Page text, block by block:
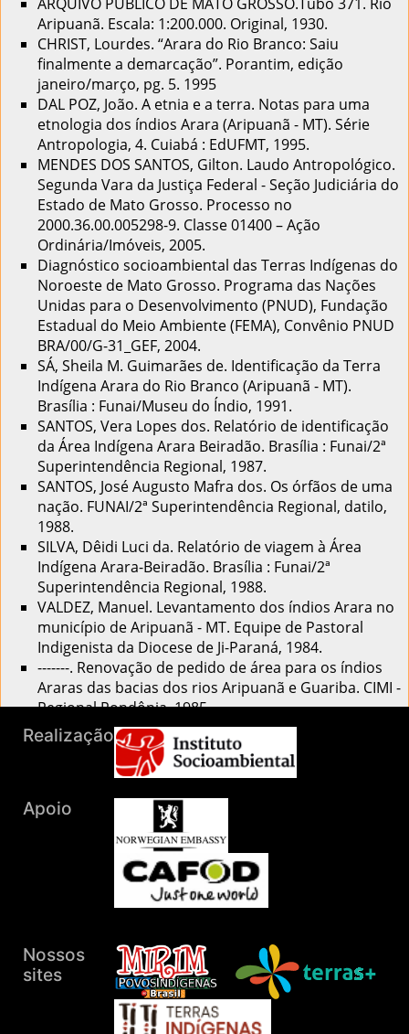
Aripuanã. Escala: 1:200.000. Original, 1930.
CHRIST, Lourdes. “Arara do Rio Branco: Saiu
finalmente a demarcação”. Porantim, edição
janeiro/março, pg. 5. 1995
DAL POZ, João. A etnia e a terra. Notas para uma
etnologia dos índios Arara (Aripuanã - MT). Série
Antropologia, 4. Cuiabá : EdUFMT, 1995.
MENDES DOS SANTOS, Gilton. Laudo Antropológico.
Segunda Vara da Justiça Federal - Seção Judiciária do
Estado de Mato Grosso. Processo no
2000.36.00.005298-9. Classe 01400 – Ação
Ordinária/Imóveis, 2005.
Diagnóstico socioambiental das Terras Indígenas do
Noroeste de Mato Grosso. Programa das Nações
Unidas para o Desenvolvimento (PNUD), Fundação
Estadual do Meio Ambiente (FEMA), Convênio PNUD
BRA/00/G-31_GEF, 2004.
SÁ, Sheila M. Guimarães de. Identificação da Terra
Indígena Arara do Rio Branco (Aripuanã - MT).
Brasília : Funai/Museu do Índio, 1991.
SANTOS, Vera Lopes dos. Relatório de identificação
da Área Indígena Arara Beiradão. Brasília : Funai/2ª
Superintendência Regional, 1987.
SANTOS, José Augusto Mafra dos. Os órfãos de uma
nação. FUNAI/2ª Superintendência Regional, datilo,
1988.
SILVA, Dêidi Luci da. Relatório de viagem à Área
Indígena Arara-Beiradão. Brasília : Funai/2ª
Superintendência Regional, 1988.
VALDEZ, Manuel. Levantamento dos índios Arara no
município de Aripuanã - MT. Equipe de Pastoral
Indigenista da Diocese de Ji-Paraná, 1984.
-------. Renovação de pedido de área para os índios
Araras das bacias dos rios Aripuanã e Guariba. CIMI -
Regional Rondônia, 1985.